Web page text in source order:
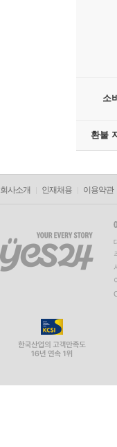
소
환불
회사소개 인재채용 이용약관